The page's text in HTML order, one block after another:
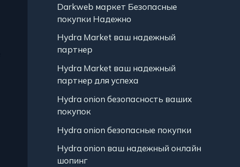
Darkweb маркет Безопасные
покупки Надежно
Hydra Market ваш надежный
партнер
Hydra Market ваш надежный
партнер для успеха
Hydra onion безопасность ваших
покупок
Hydra onion безопасные покупки
Hydra onion ваш надежный онлайн
шопинг